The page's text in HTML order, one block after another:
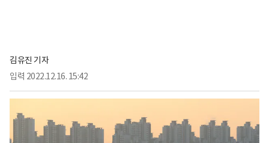
김유진 기자
입력 2022.12.16. 15:42